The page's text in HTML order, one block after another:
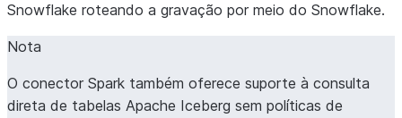
Snowflake roteando a gravação por meio do Snowflake.
Nota
O conector Spark também oferece suporte à consulta
direta de tabelas Apache Iceberg sem políticas de